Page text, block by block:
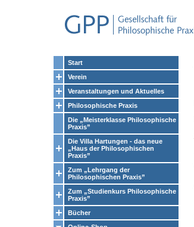
Start
Verein
Veranstaltungen und Aktuelles
Philosophische Praxis
Die „Meisterklasse Philosophische
Praxis”
Die Villa Hartungen - das neue
„Haus der Philosophischen
Praxis”
Zum „Lehrgang der
Philosophischen Praxis”
Zum „Studienkurs Philosophische
Praxis”
Bücher